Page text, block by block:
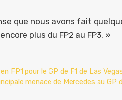
que nous avons fait
plus du FP2 au FP3. »
FP1 pour le GP de F1 de Las
menace de Mercedes au GP